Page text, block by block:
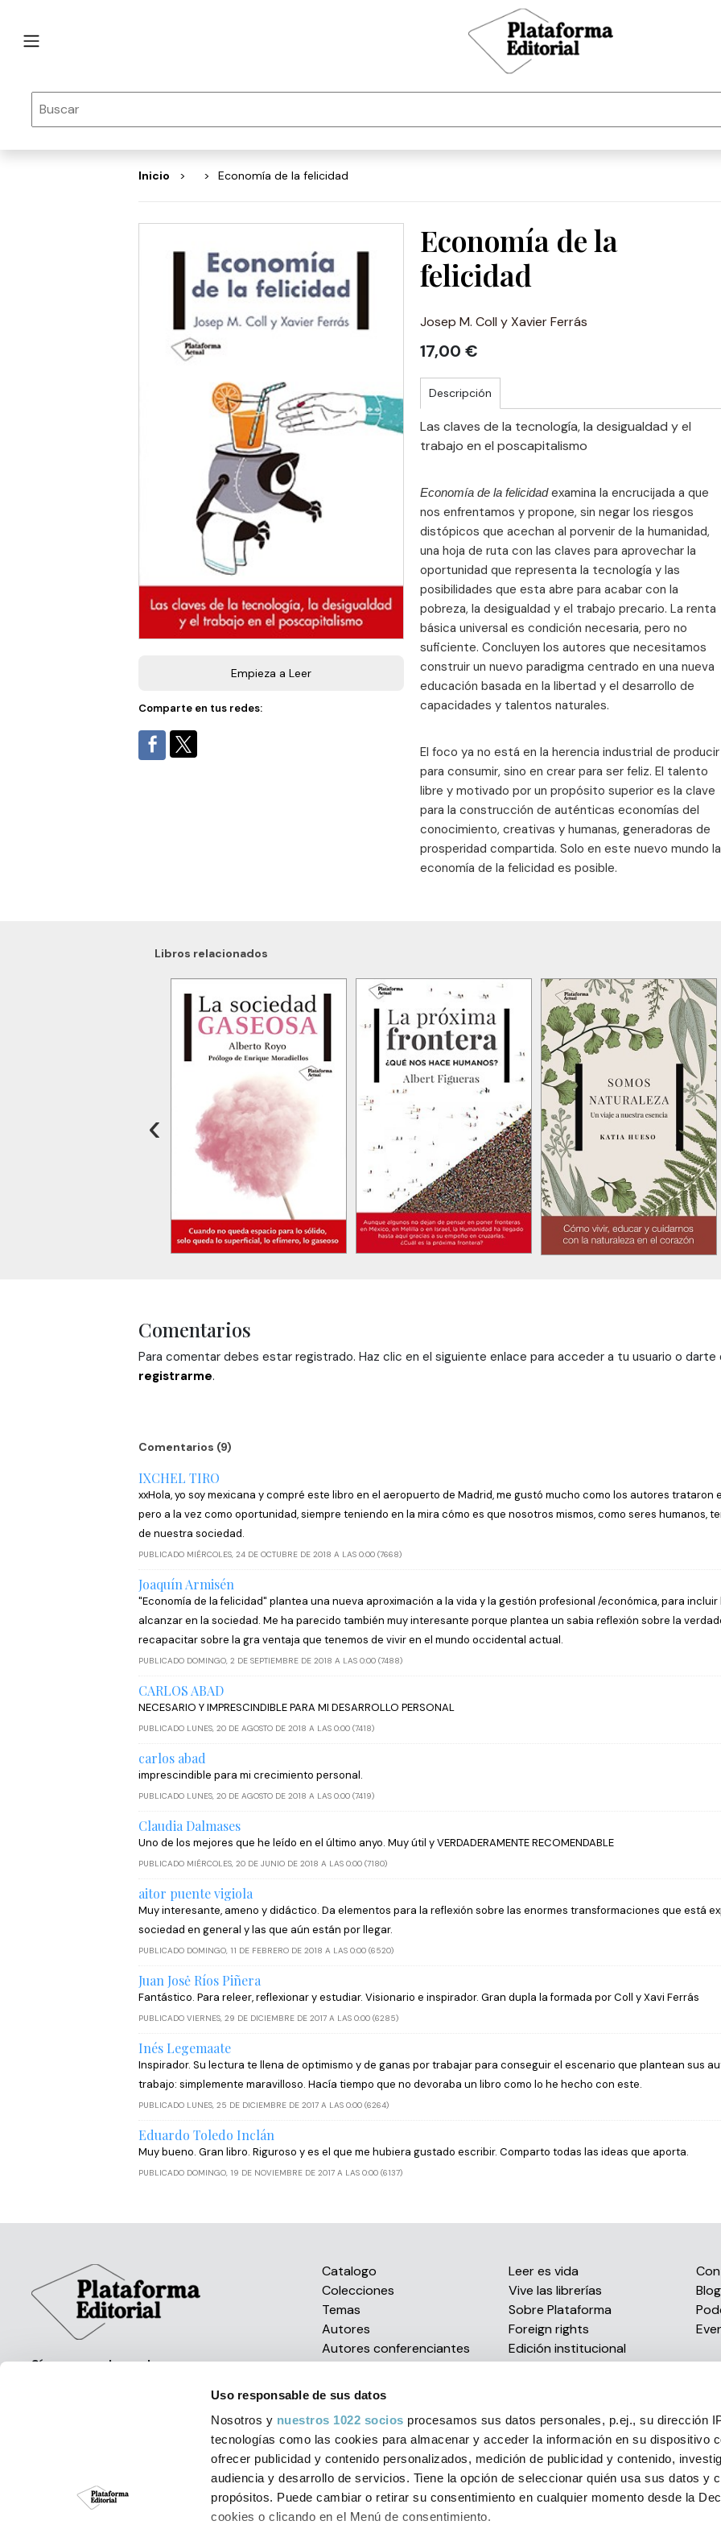
Uso responsable de sus datos
Nosotros y nuestros 1022 socios procesamos sus datos personales, p.ej., su dirección
tecnologías como las cookies para almacenar y acceder la información en su dispositivo
ofrecer publicidad y contenido personalizados, medición de publicidad y contenido,
audiencia y desarrollo de servicios. Tiene la opción de seleccionar quién usa sus datos y
propósitos. Puede cambiar o retirar su consentimiento en cualquier momento desde la
cookies o clicando en el Menú de consentimiento.
Inicio Economía de la felicidad
Empieza a Leer
Comparte en tus redes:
Economía de la
felicidad
Josep M. Coll y Xavier Ferrás
17,00 €
Descripción
Las claves de la tecnología, la desigualdad y el
trabajo en el poscapitalismo
Economía de la felicidadexamina la encrucijada a que
nos enfrentamos y propone, sin negar los riesgos
distópicos que acechan al porvenir de la humanidad,
una hoja de ruta con las claves para aprovechar la
oportunidad que representa la tecnología y las
posibilidades que esta abre para acabar con la
pobreza, la desigualdad y el trabajo precario. La renta
básica universal es condición necesaria, pero no
suficiente. Concluyen los autores que necesitamos
construir un nuevo paradigma centrado en una nueva
educación basada en la libertad y el desarrollo de
capacidades y talentos naturales.
El foco ya no está en la herencia industrial de producir
para consumir, sino en crear para ser feliz. El talento
libre y motivado por un propósito superior es la clave
para la construcción de auténticas economías del
conocimiento, creativas y humanas, generadoras de
prosperidad compartida. Solo en este nuevo mundo la
economía de la felicidad es posible.
Libros relacionados
‹
Comentarios
Para comentar debes estar registrado. Haz clic en el siguiente enlace para acceder a tu usuario o darte
registrarme.
Comentarios (9)
IXCHEL TIRO
xxHola, yo soy mexicana y compré este libro en el aeropuerto de Madrid, me gustó mucho como los autores
pero a la vez como oportunidad, siempre teniendo en la mira cómo es que nosotros mismos, como seres humanos,
de nuestra sociedad.
PUBLICADO MIÉRCOLES, 24 DE OCTUBRE DE 2018 A LAS 0:00 (7668)
Joaquín Armisén
"Economía de la felicidad" plantea una nueva aproximación a la vida y la gestión profesional /económica, para
alcanzar en la sociedad. Me ha parecido también muy interesante porque plantea un sabia reflexión sobre la
recapacitar sobre la gra ventaja que tenemos de vivir en el mundo occidental actual.
PUBLICADO DOMINGO, 2 DE SEPTIEMBRE DE 2018 A LAS 0:00 (7488)
CARLOS ABAD
NECESARIO Y IMPRESCINDIBLE PARA MI DESARROLLO PERSONAL
PUBLICADO LUNES, 20 DE AGOSTO DE 2018 A LAS 0:00 (7418)
carlos abad
imprescindible para mi crecimiento personal.
PUBLICADO LUNES, 20 DE AGOSTO DE 2018 A LAS 0:00 (7419)
Claudia Dalmases
Uno de los mejores que he leído en el último anyo. Muy útil y VERDADERAMENTE RECOMENDABLE
PUBLICADO MIÉRCOLES, 20 DE JUNIO DE 2018 A LAS 0:00 (7180)
aitor puente vigiola
Muy interesante, ameno y didáctico. Da elementos para la reflexión sobre las enormes transformaciones que está
sociedad en general y las que aún están por llegar.
PUBLICADO DOMINGO, 11 DE FEBRERO DE 2018 A LAS 0:00 (6520)
Juan Josė Ríos Piñera
Fantástico. Para releer, reflexionar y estudiar. Visionario e inspirador. Gran dupla la formada por Coll y Xavi Ferrás
PUBLICADO VIERNES, 29 DE DICIEMBRE DE 2017 A LAS 0:00 (6285)
Inés Legemaate
Inspirador. Su lectura te llena de optimismo y de ganas por trabajar para conseguir el escenario que plantean sus
trabajo: simplemente maravilloso. Hacía tiempo que no devoraba un libro como lo he hecho con este.
PUBLICADO LUNES, 25 DE DICIEMBRE DE 2017 A LAS 0:00 (6264)
Eduardo Toledo Inclán
Muy bueno. Gran libro. Riguroso y es el que me hubiera gustado escribir. Comparto todas las ideas que aporta.
PUBLICADO DOMINGO, 19 DE NOVIEMBRE DE 2017 A LAS 0:00 (6137)
Síguenos en las redes
Catalogo
Colecciones
Temas
Autores
Autores conferenciantes
Leer es vida
Vive las librerías
Sobre Plataforma
Foreign rights
Edición institucional
Premios literarios
Blog
Política de Cookies Aviso Legal Política de privacidad Condiciones generales Política